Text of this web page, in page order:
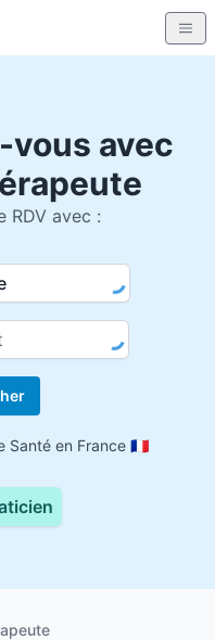
vous avec
RDV avec :
du praticien, profession
Santé en France 🇫🇷
d'accueil